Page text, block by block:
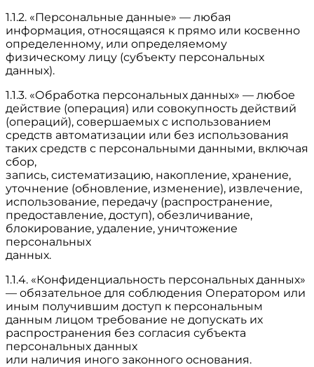
1.1.2. «Персональные данные» — любая
информация, относящаяся к прямо или косвенно
определенному, или определяемому
физическому лицу (субъекту персональных
данных).
1.1.3. «Обработка персональных данных» — любое
действие (операция) или совокупность действий
(операций), совершаемых с использованием
средств автоматизации или без использования
таких средств с персональными данными, включая
сбор,
запись, систематизацию, накопление, хранение,
уточнение (обновление, изменение), извлечение,
использование, передачу (распространение,
предоставление, доступ), обезличивание,
блокирование, удаление, уничтожение
персональных
данных.
1.1.4. «Конфиденциальность персональных данных»
— обязательное для соблюдения Оператором или
иным получившим доступ к персональным
данным лицом требование не допускать их
распространения без согласия субъекта
персональных данных
или наличия иного законного основания.